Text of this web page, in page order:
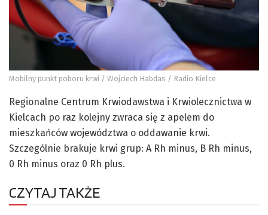
Mobilny punkt poboru krwi / Wojciech Habdas / Radio Kielce
Regionalne Centrum Krwiodawstwa i Krwiolecznictwa w
Kielcach po raz kolejny zwraca się z apelem do
mieszkańców województwa o oddawanie krwi.
Szczególnie brakuje krwi grup: A Rh minus, B Rh minus,
0 Rh minus oraz 0 Rh plus.
CZYTAJ TAKŻE